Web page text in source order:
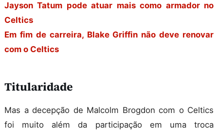
Jayson Tatum pode atuar mais como armador no
Celtics
Em fim de carreira, Blake Griffin não deve renovar
com o Celtics
Titularidade
Mas a decepção de Malcolm Brogdon com o Celtics
foi muito além da participação em uma troca